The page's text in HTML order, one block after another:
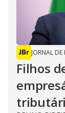
JORNAL DE
Filhos